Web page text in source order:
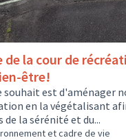
de la cour de
être!
souhait est d'aménager
en la végétalisant
de la sérénité et du...
et cadre de vie